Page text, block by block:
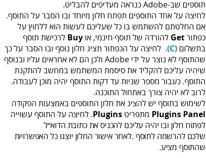
תוספים שב-Adobe כנראה מעדיפים להבליט.
לחיצה על אחד התוספים תפתח חלון מיוחד ובו הסבר על התוסף.
אם החלטתם להשתמש בו כל שעליכם לעשות הוא ללחוץ על
כפתורGet להורדה של תוסף חינמי, או Buy לרכישת תוסף
בתשלום‭ . ‬‭(‬C‭) ‬‭ ‬ לחיצה על הכפתור תציג חלון נוסף ובו הסבר על כך
שהתוסף לא נוצר על ידי Adobe ולכן הם לא אחראים עליו ובנוסף
שיהיה עליכם להקליד את סיסמת המשתמש במחשב להתקנת
התוסף. כעבור מספר שניות עד דקות התוסף יהיה מוכן לעבודה.
לרוב לא יהיה צורך באתחול התוכנה.
לשימוש בתוסף יש להציג את חלון התוספים באמצעות הפקודה
Plugins Panel מתפריט Plugins. לחיצה על התוסף עשוייה
לפתוח חלון ובו יהיה עליכם להכניס את כתובת הדוא״ל
‬שהתוסף‭ ‬מציע‭.‬